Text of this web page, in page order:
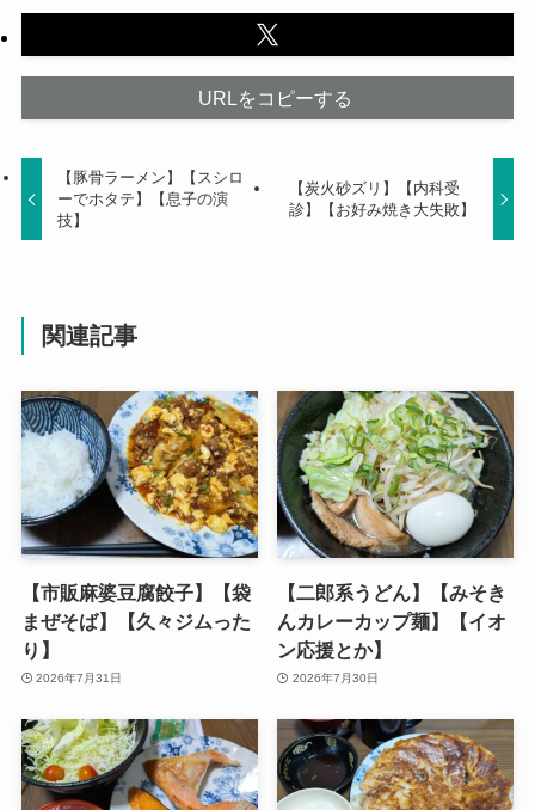
URLをコピーする
【豚骨ラーメン】【スシロ
ーでホタテ】【息子の演
技】
【炭火砂ズリ】【内科受
診】【お好み焼き大失敗】
関連記事
【市販麻婆豆腐餃子】【袋
まぜそば】【久々ジムった
り】
2026年7月31日
【二郎系うどん】【みそき
んカレーカップ麺】【イオ
ン応援とか】
2026年7月30日